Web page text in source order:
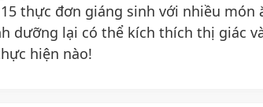
thực đơn giáng sinh với nhiều món
dưỡng lại có thể kích thích thị giác
hiện nào!